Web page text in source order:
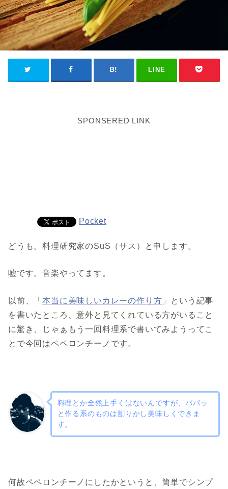
LINE
SPONSERED LINK
Pocket
どうも。料理研究家のSuS（サス）と申します。
嘘です。音楽やってます。
以前、「本当に美味しいカレーの作り方 」という記事
を書いたところ、意外と見てくれている方がいること
に驚き、じゃぁもう一回料理系で書いてみようってこ
とで今回はペペロンチーノです。
料理とか全然上手くはないんですが、パパッ
と作る系のものは割りかし美味しくできま
す。
何故ペペロンチーノにしたかというと、簡単でシンプ